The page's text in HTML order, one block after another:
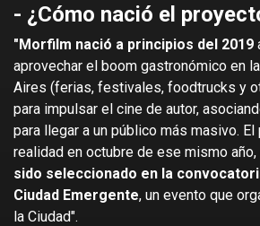
- ¿Cómo nació el
"Morfilm nació a principios del 2019
aprovechar el boom gastronómico en
Aires (ferias, festivales, foodtrucks y
para impulsar el cine de autor,
para llegar a un público más masivo.
realidad en octubre de ese mismo año,
sido seleccionado en la
Ciudad Emergente, un evento que
la Ciudad".